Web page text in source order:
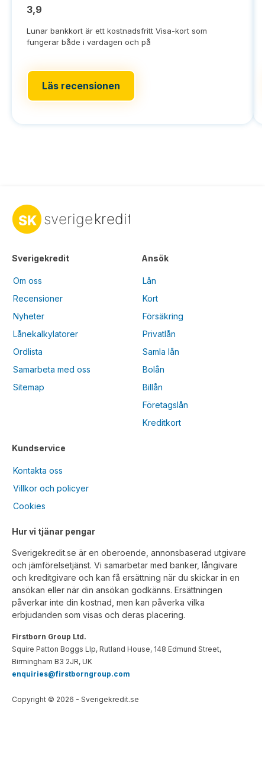
3,9
Lunar bankkort är ett kostnadsfritt Visa-kort som
fungerar både i vardagen och på
Läs recensionen
Sverigekredit
Om oss
Recensioner
Nyheter
Lånekalkylatorer
Ordlista
Samarbeta med oss
Sitemap
Kundservice
Kontakta oss
Villkor och policyer
Cookies
Ansök
Lån
Kort
Försäkring
Privatlån
Samla lån
Bolån
Billån
Företagslån
Kreditkort
Hur vi tjänar pengar
Sverigekredit.se är en oberoende, annonsbaserad utgivare
och jämförelsetjänst. Vi samarbetar med banker, långivare
och kreditgivare och kan få ersättning när du skickar in en
ansökan eller när din ansökan godkänns. Ersättningen
påverkar inte din kostnad, men kan påverka vilka
erbjudanden som visas och deras placering.
Firstborn Group Ltd.
Squire Patton Boggs Llp, Rutland House, 148 Edmund Street,
Birmingham B3 2JR, UK
enquiries@firstborngroup.com
Copyright © 2026 - Sverigekredit.se